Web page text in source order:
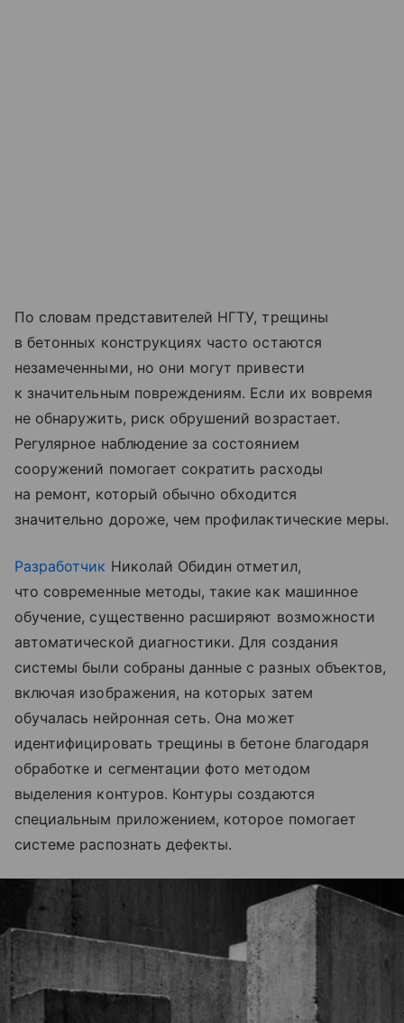
По словам представителей НГТУ, трещины
в бетонных конструкциях часто остаются
незамеченными, но они могут привести
к значительным повреждениям. Если их вовремя
не обнаружить, риск обрушений возрастает.
Регулярное наблюдение за состоянием
сооружений помогает сократить расходы
на ремонт, который обычно обходится
значительно дороже, чем профилактические меры.
Разработчик Николай Обидин отметил,
что современные методы, такие как машинное
обучение, существенно расширяют возможности
автоматической диагностики. Для создания
системы были собраны данные с разных объектов,
включая изображения, на которых затем
обучалась нейронная сеть. Она может
идентифицировать трещины в бетоне благодаря
обработке и сегментации фото методом
выделения контуров. Контуры создаются
специальным приложением, которое помогает
системе распознать дефекты.